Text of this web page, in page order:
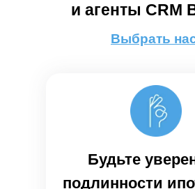
и агенты CRM
Выбрать
Будьте
подлинности